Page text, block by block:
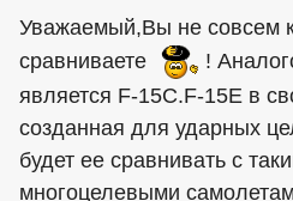
Уважаемый,Вы не совсем
сравниваете
!
является F-15C.F-15E в
созданная для ударных
будет ее сравнивать с
многоцелевыми